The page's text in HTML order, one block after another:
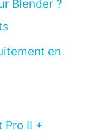
Blender ?
en
Pro II +